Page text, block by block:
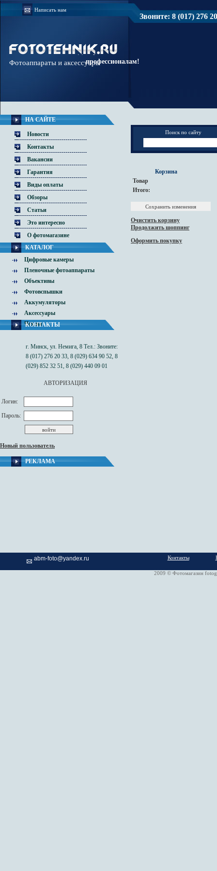
Написать нам
Звоните: 8 (017) 276
Доверяйте
профессионалам!
Фотоаппараты и аксессуары
НА САЙТЕ
Новости
Контакты
Вакансии
Гарантия
Виды оплаты
Обзоры
Статьи
Это интересно
О фотомагазине
КАТАЛОГ
Цифровые камеры
Пленочные фотоаппараты
Объективы
Фотовспышки
Аккумуляторы
Аксессуары
Чехлы
КОНТАКТЫ
г. Минск, ул. Немига, 8 Тел.: Звоните:
8 (017) 276 20 33, 8 (029) 634 90 52, 8
(029) 852 32 51, 8 (029) 440 09 01
АВТОРИЗАЦИЯ
Логин:
Пароль:
Новый пользователь
РЕКЛАМА
Поиск по сайту
Корзина
Товар
Итого:
Очистить корзину
Продолжить шоппинг
Оформить покупку
abm-foto@yandex.ru Контакты
2009 © Фотомагазин